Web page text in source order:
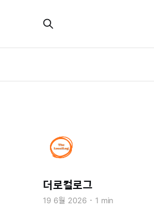
더로컬로그
19 6월 2026 1 min